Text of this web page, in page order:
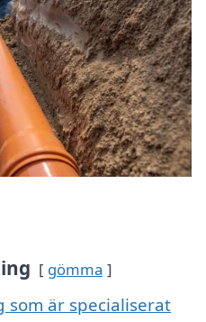
gömma
som är specialiserat